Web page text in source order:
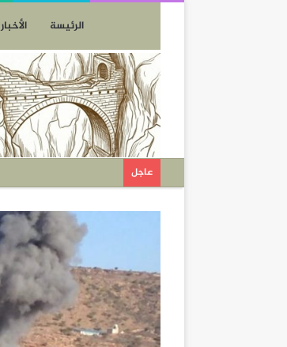
الرئيسة الأخبار
عاجل